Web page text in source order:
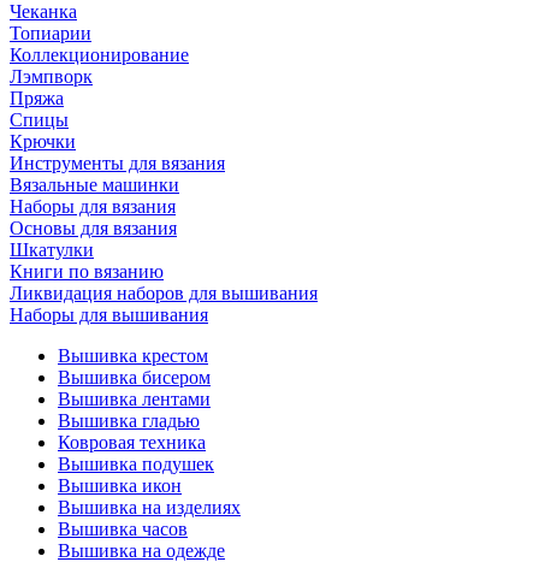
Чеканка
Топиарии
Коллекционирование
Лэмпворк
Пряжа
Спицы
Крючки
Инструменты для вязания
Вязальные машинки
Наборы для вязания
Основы для вязания
Шкатулки
Книги по вязанию
Ликвидация наборов для вышивания
Наборы для вышивания
Вышивка крестом
Вышивка бисером
Вышивка лентами
Вышивка гладью
Ковровая техника
Вышивка подушек
Вышивка икон
Вышивка на изделиях
Вышивка часов
Вышивка на одежде